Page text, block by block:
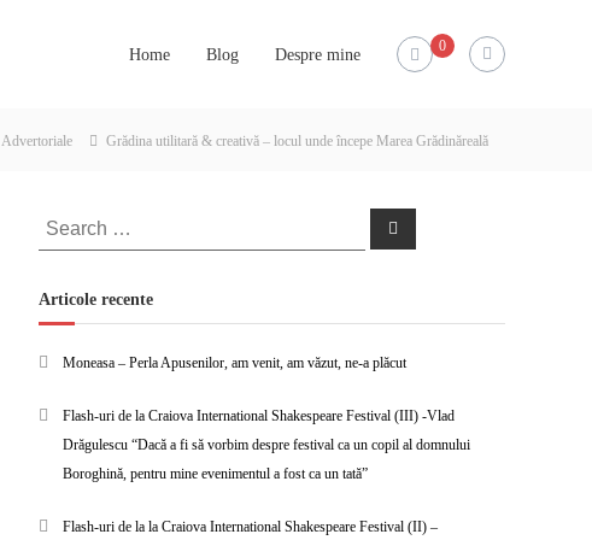
Home Blog Despre mine 0
Advertoriale Grădina utilitară & creativă – locul unde începe Marea Grădinăreală
Search
for:
Search
Articole recente
Moneasa – Perla Apusenilor, am venit, am văzut, ne-a plăcut
Flash-uri de la Craiova International Shakespeare Festival (III) -Vlad
Drăgulescu “Dacă a fi să vorbim despre festival ca un copil al domnului
Boroghină, pentru mine evenimentul a fost ca un tată”
Flash-uri de la la Craiova International Shakespeare Festival (II) –